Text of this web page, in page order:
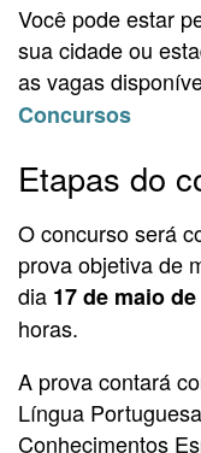
Você pode estar
sua cidade ou
as vagas
Concursos
Etapas do
O concurso será
prova objetiva de
dia 17 de maio
horas.
A prova contará
Língua
Conhecimentos